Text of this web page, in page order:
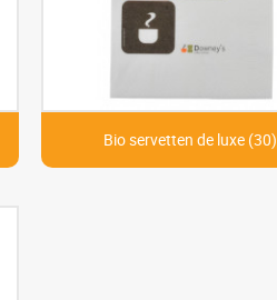
Bio servetten de luxe (30)